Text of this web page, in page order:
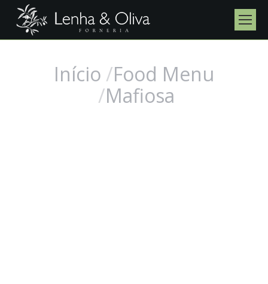
Você está aqui:Início Food Menu
Mafiosa